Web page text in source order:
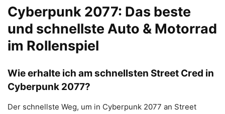
Cyberpunk 2077: Das beste
und schnellste Auto & Motorrad
im Rollenspiel
Wie erhalte ich am schnellsten Street Cred in
Cyberpunk 2077?
Der schnellste Weg, um in Cyberpunk 2077 an Street